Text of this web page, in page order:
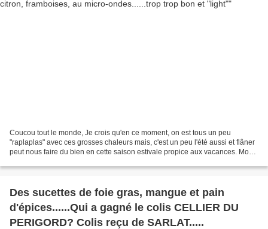
Coucou tout le monde, Je crois qu'en ce moment, on est tous un peu
"raplaplas" avec ces grosses chaleurs mais, c'est un peu l'été aussi et flâner
peut nous faire du bien en cette saison estivale propice aux vacances. Mon
Des sucettes de foie gras, mangue et pain
d'épices......Qui a gagné le colis CELLIER DU
PERIGORD? Colis reçu de SARLAT.....